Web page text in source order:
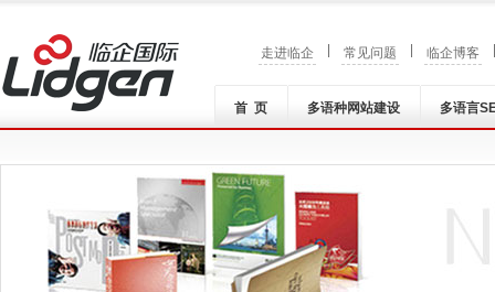
走进临企 常见问题 临企博客
首 页 多语种网站建设 多语言